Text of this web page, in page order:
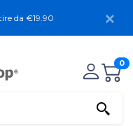
da €19.90
0